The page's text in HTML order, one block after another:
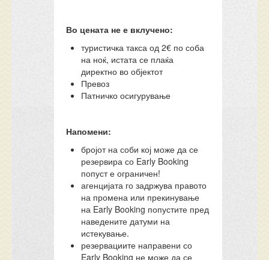
Во цената не е вклучено:
туристичка такса од 2€ по соба
на ноќ, истата се плаќа
директно во објектот
Превоз
Патничко осигурување
Напомени:
бројот на соби кој може да се
резервира со Early Booking
попуст е ограничен!
агенцијата го задржува правото
на промена или прекинување
на Early Booking попустите пред
наведените датуми на
истекување.
резервациите направени со
Early Booking не може да се